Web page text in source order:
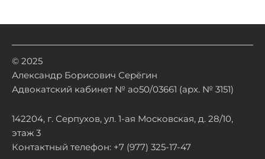
© 2025
Александр Борисович Серёгин
Адвокатский кабинет № ао50/03661 (арх. № 3151)
142204, г. Серпухов, ул. 1-ая Московская, д. 28/10,
этаж 3
Контактный телефон: +7 (977) 325-17-47